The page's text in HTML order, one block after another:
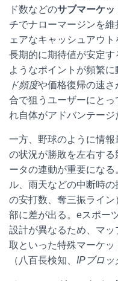
ド数などのサブマーケッ
チでナローマージンを
ェアなキャッシュアウト
長期的に期待値が安定
ようなポイントが頻繁に
ド頻度や価格復帰の速
合で狙うユーザーにと
れ自体がアドバンテージ
一方、野球のように情
の状況が勝敗を左右する
ータの連動が重要にな
ル、雨天などの中断時
の安打数、奪三振ライ
部に差が出る。eスポー
設計が異なるため、マ
取といった特殊マーケ
（八百長検知、 IPブロッ